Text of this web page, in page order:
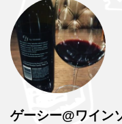
ゲーシー@ワイン